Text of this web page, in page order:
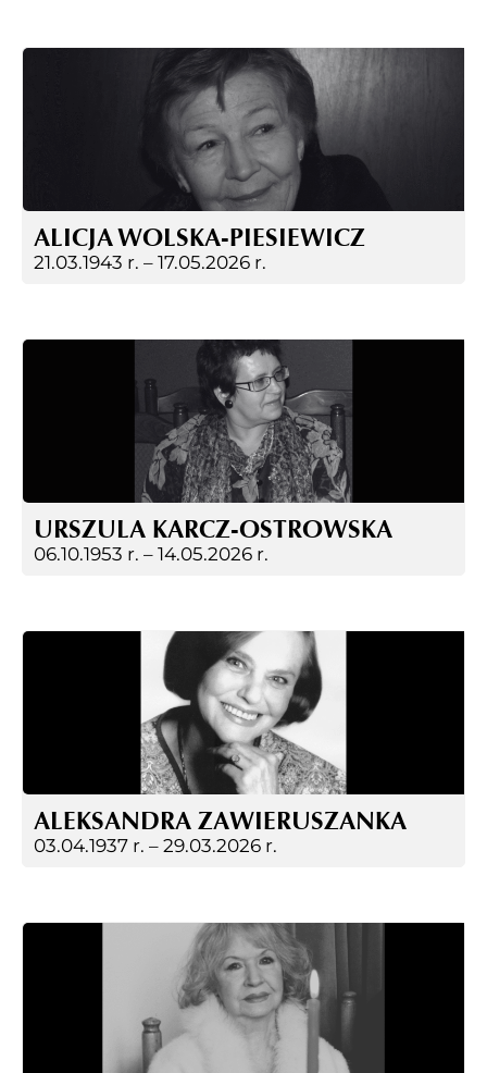
ALICJA WOLSKA-PIESIEWICZ
21.03.1943 r. – 17.05.2026 r.
URSZULA KARCZ-OSTROWSKA
06.10.1953 r. – 14.05.2026 r.
ALEKSANDRA ZAWIERUSZANKA
03.04.1937 r. – 29.03.2026 r.